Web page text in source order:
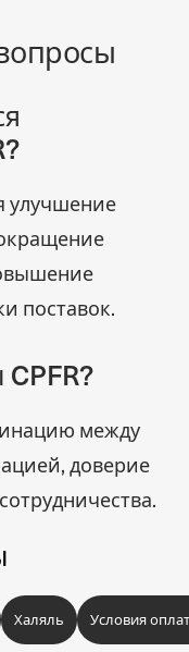
улучшение
поставок.
между
доверие
Халяль Условия